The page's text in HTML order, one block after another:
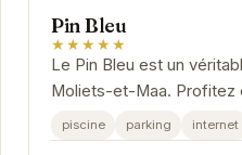
Pin Bleu
★★★★★
Le Pin Bleu est un
Moliets-et-Maa. Profitez
et de l'internet haut
piscine parking internet